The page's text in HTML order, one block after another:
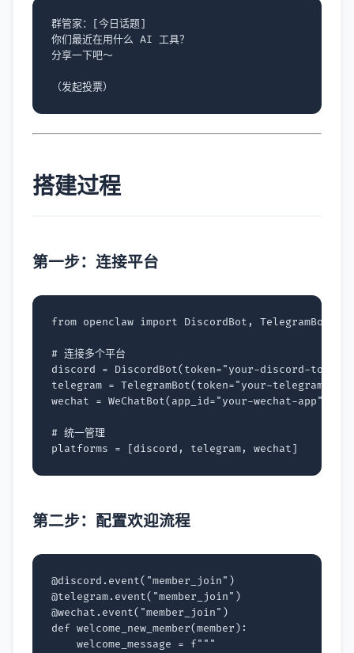
群管家：[今日话题]
你们最近在用什么 AI 工具？
分享一下吧～
搭建过程
第一步：连接平台
from openclaw import DiscordBot , TelegramBot
# 连接多个平台
discord
= DiscordBot( token="your-discord-token"
telegram = TelegramBot( token="your-telegram-
wechat
= WeChatBot( app_id="your-wechat-app"
# 统一管理
platforms
= [discord , telegram, wechat]
第二步：配置欢迎流程
@discord . event( "member_join" )
@telegram. event( "member_join" )
@wechat . event( "member_join" )
def welcome_new_member(member ):
welcome_message
= f"""